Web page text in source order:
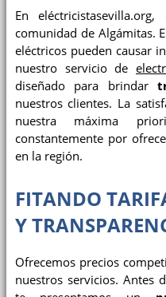
En
comunidad de Algámitas.
eléctricos pueden causar
nuestro servicio de
diseñado para brindar
nuestros clientes. La
nuestra máxima
constantemente por
en la región.
FITANDO
Y
Ofrecemos precios
nuestros servicios. Antes